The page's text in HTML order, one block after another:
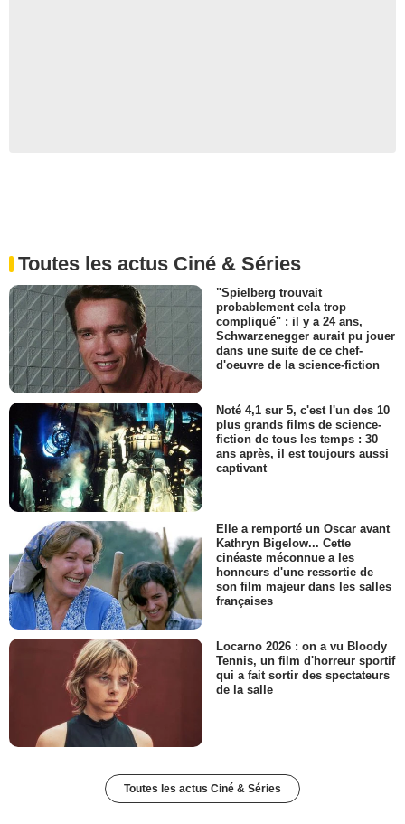
Toutes les actus Ciné & Séries
"Spielberg trouvait
probablement cela trop
compliqué" : il y a 24 ans,
Schwarzenegger aurait pu jouer
dans une suite de ce chef-
d'oeuvre de la science-fiction
Noté 4,1 sur 5, c'est l'un des 10
plus grands films de science-
fiction de tous les temps : 30
ans après, il est toujours aussi
captivant
Elle a remporté un Oscar avant
Kathryn Bigelow... Cette
cinéaste méconnue a les
honneurs d'une ressortie de
son film majeur dans les salles
françaises
Locarno 2026 : on a vu Bloody
Tennis, un film d'horreur sportif
qui a fait sortir des spectateurs
de la salle
Toutes les actus Ciné & Séries